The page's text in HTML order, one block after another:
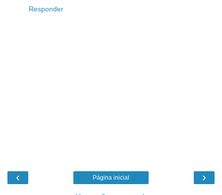
Responder
‹ ›
Página inicial